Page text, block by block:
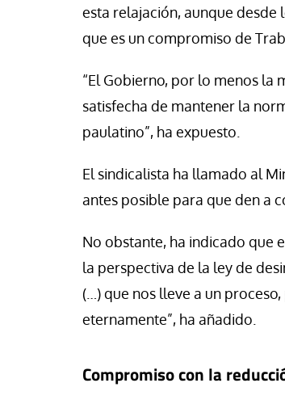
esta relajación, aunque desde
que es un compromiso de
“El Gobierno, por lo menos la
satisfecha de mantener la
paulatino”, ha expuesto.
El sindicalista ha llamado al
antes posible para que den a
No obstante, ha indicado que
la perspectiva de la ley de
(…) que nos lleve a un
eternamente”, ha añadido.
Compromiso con la